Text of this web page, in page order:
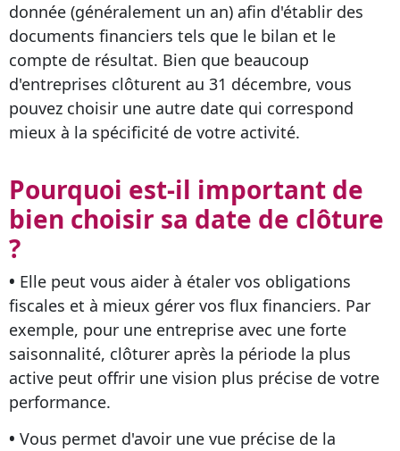
donnée (généralement un an) afin d'établir des
documents financiers tels que le bilan et le
compte de résultat. Bien que beaucoup
d'entreprises clôturent au 31 décembre, vous
pouvez choisir une autre date qui correspond
mieux à la spécificité de votre activité.
Pourquoi est-il important de
bien choisir sa date de clôture
?
• Elle peut vous aider à étaler vos obligations
fiscales et à mieux gérer vos flux financiers. Par
exemple, pour une entreprise avec une forte
saisonnalité, clôturer après la période la plus
active peut offrir une vision plus précise de votre
performance.
• Vous permet d'avoir une vue précise de la